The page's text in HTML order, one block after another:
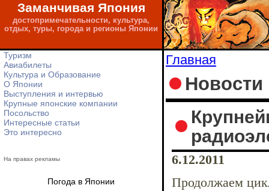
Заманчивая Япония
достопримечательности, культура,
отдых, туры, города и регионы Японии
Туризм
Авиабилеты
Культура и Образование
О Японии
Выступления и интервью
Крупные японские компании
Посольство
Интересные статьи
Это интересно
На правах рекламы
Погода в Японии
Главная
Новости
6.12.2011
Продолжаем